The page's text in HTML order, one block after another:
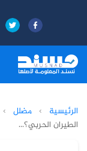
الرئيسية › مضلل ›
الطيران الحربي؟...